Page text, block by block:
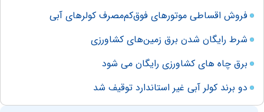
فروش اقساطی موتورهای فوق‌کم‌مصرف کولرهای آبی
شرط رایگان شدن برق زمین‌های کشاورزی
برق چاه های کشاورزی رایگان می شود
دو برند کولر آبی غیر استاندارد توقیف شد